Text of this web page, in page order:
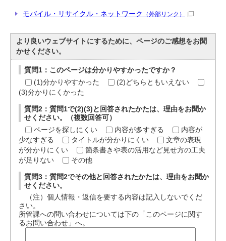
モバイル・リサイクル・ネットワーク （外部リンク）
より良いウェブサイトにするために、ページのご感想をお聞
かせください。
質問1：このページは分かりやすかったですか？
(1)分かりやすかった
(2)どちらともいえない
(3)分かりにくかった
質問2：質問1で(2)(3)と回答されたかたは、理由をお聞か
せください。（複数回答可）
ページを探しにくい
内容が多すぎる
内容が
少なすぎる
タイトルが分かりにくい
文章の表現
が分かりにくい
箇条書きや表の活用など見せ方の工夫
が足りない
その他
質問3：質問2でその他と回答されたかたは、理由をお聞か
せください。
（注）個人情報・返信を要する内容は記入しないでくだ
さい。
所管課への問い合わせについては下の「このページに関す
るお問い合わせ」へ。